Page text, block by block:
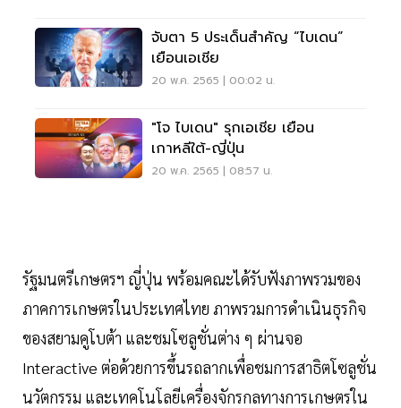
จับตา 5 ประเด็นสำคัญ “ไบเดน”
เยือนเอเชีย
20 พ.ค. 2565 | 00:02 น.
"โจ ไบเดน" รุกเอเชีย เยือน
เกาหลีใต้-ญี่ปุ่น
20 พ.ค. 2565 | 08:57 น.
รัฐมนตรีเกษตรฯ ญี่ปุ่น พร้อมคณะได้รับฟังภาพรวมของ
ภาคการเกษตรในประเทศไทย ภาพรวมการดำเนินธุรกิจ
ของสยามคูโบต้า และชมโซลูชั่นต่าง ๆ ผ่านจอ
Interactive ต่อด้วยการขึ้นรถลากเพื่อชมการสาธิตโซลูชั่น
นวัตกรรม และเทคโนโลยีเครื่องจักรกลทางการเกษตรใน